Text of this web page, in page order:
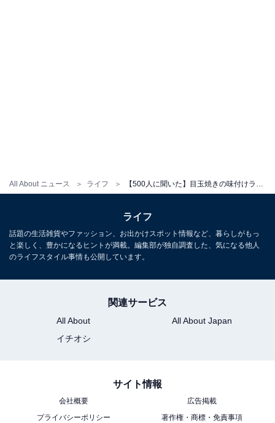
All About ニュース ライフ
味付けだけでなく、黄身の焼き加減に関するコメントも
があり、焼き時間が異なるので大変といったエピソード
も。
自分なりのこだわりがある人も、5月22日は違った目玉
焼き作りにチャレンジしてみてもよいかもしれません。
ライフ
話題の生活雑貨やファッション、お出かけスポット情報など、暮らしがもっ
と楽しく、豊かになるヒントが満載。編集部が独自調査した、気になる他人
のライフスタイル事情も公開しています。
関連サービス
All About
All About Japan
イチオシ
サイト情報
会社概要
広告掲載
プライバシーポリシー
著作権・商標・免責事項